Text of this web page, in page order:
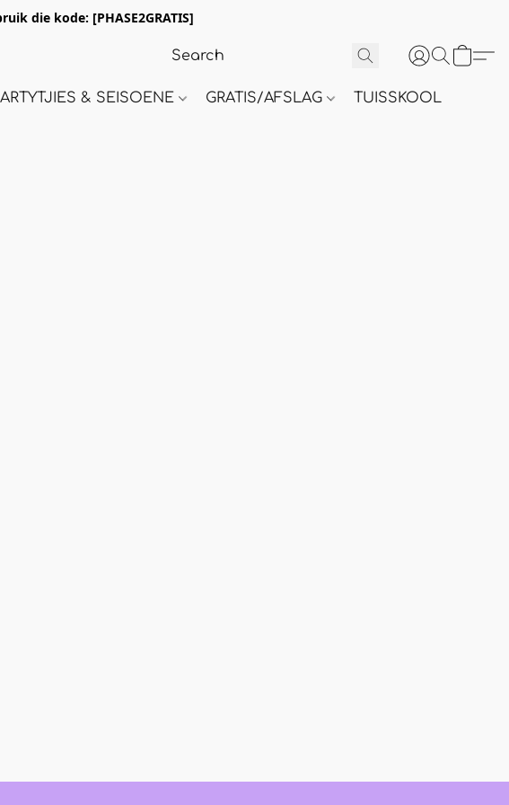
die kode: [PHASE2GRATIS]
& SEISOENE GRATIS/AFSLAG TUISSKOOL